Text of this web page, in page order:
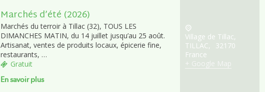
Marchés d’été (2026)
Marchés du terroir à Tillac (32), TOUS LES
DIMANCHES MATIN, du 14 juillet jusqu’au 25 août.
Artisanat, ventes de produits locaux, épicerie fine,
restaurants, …
Gratuit
En savoir plus
Village de Tillac,
TILLAC,
32170
France
+ Google Map